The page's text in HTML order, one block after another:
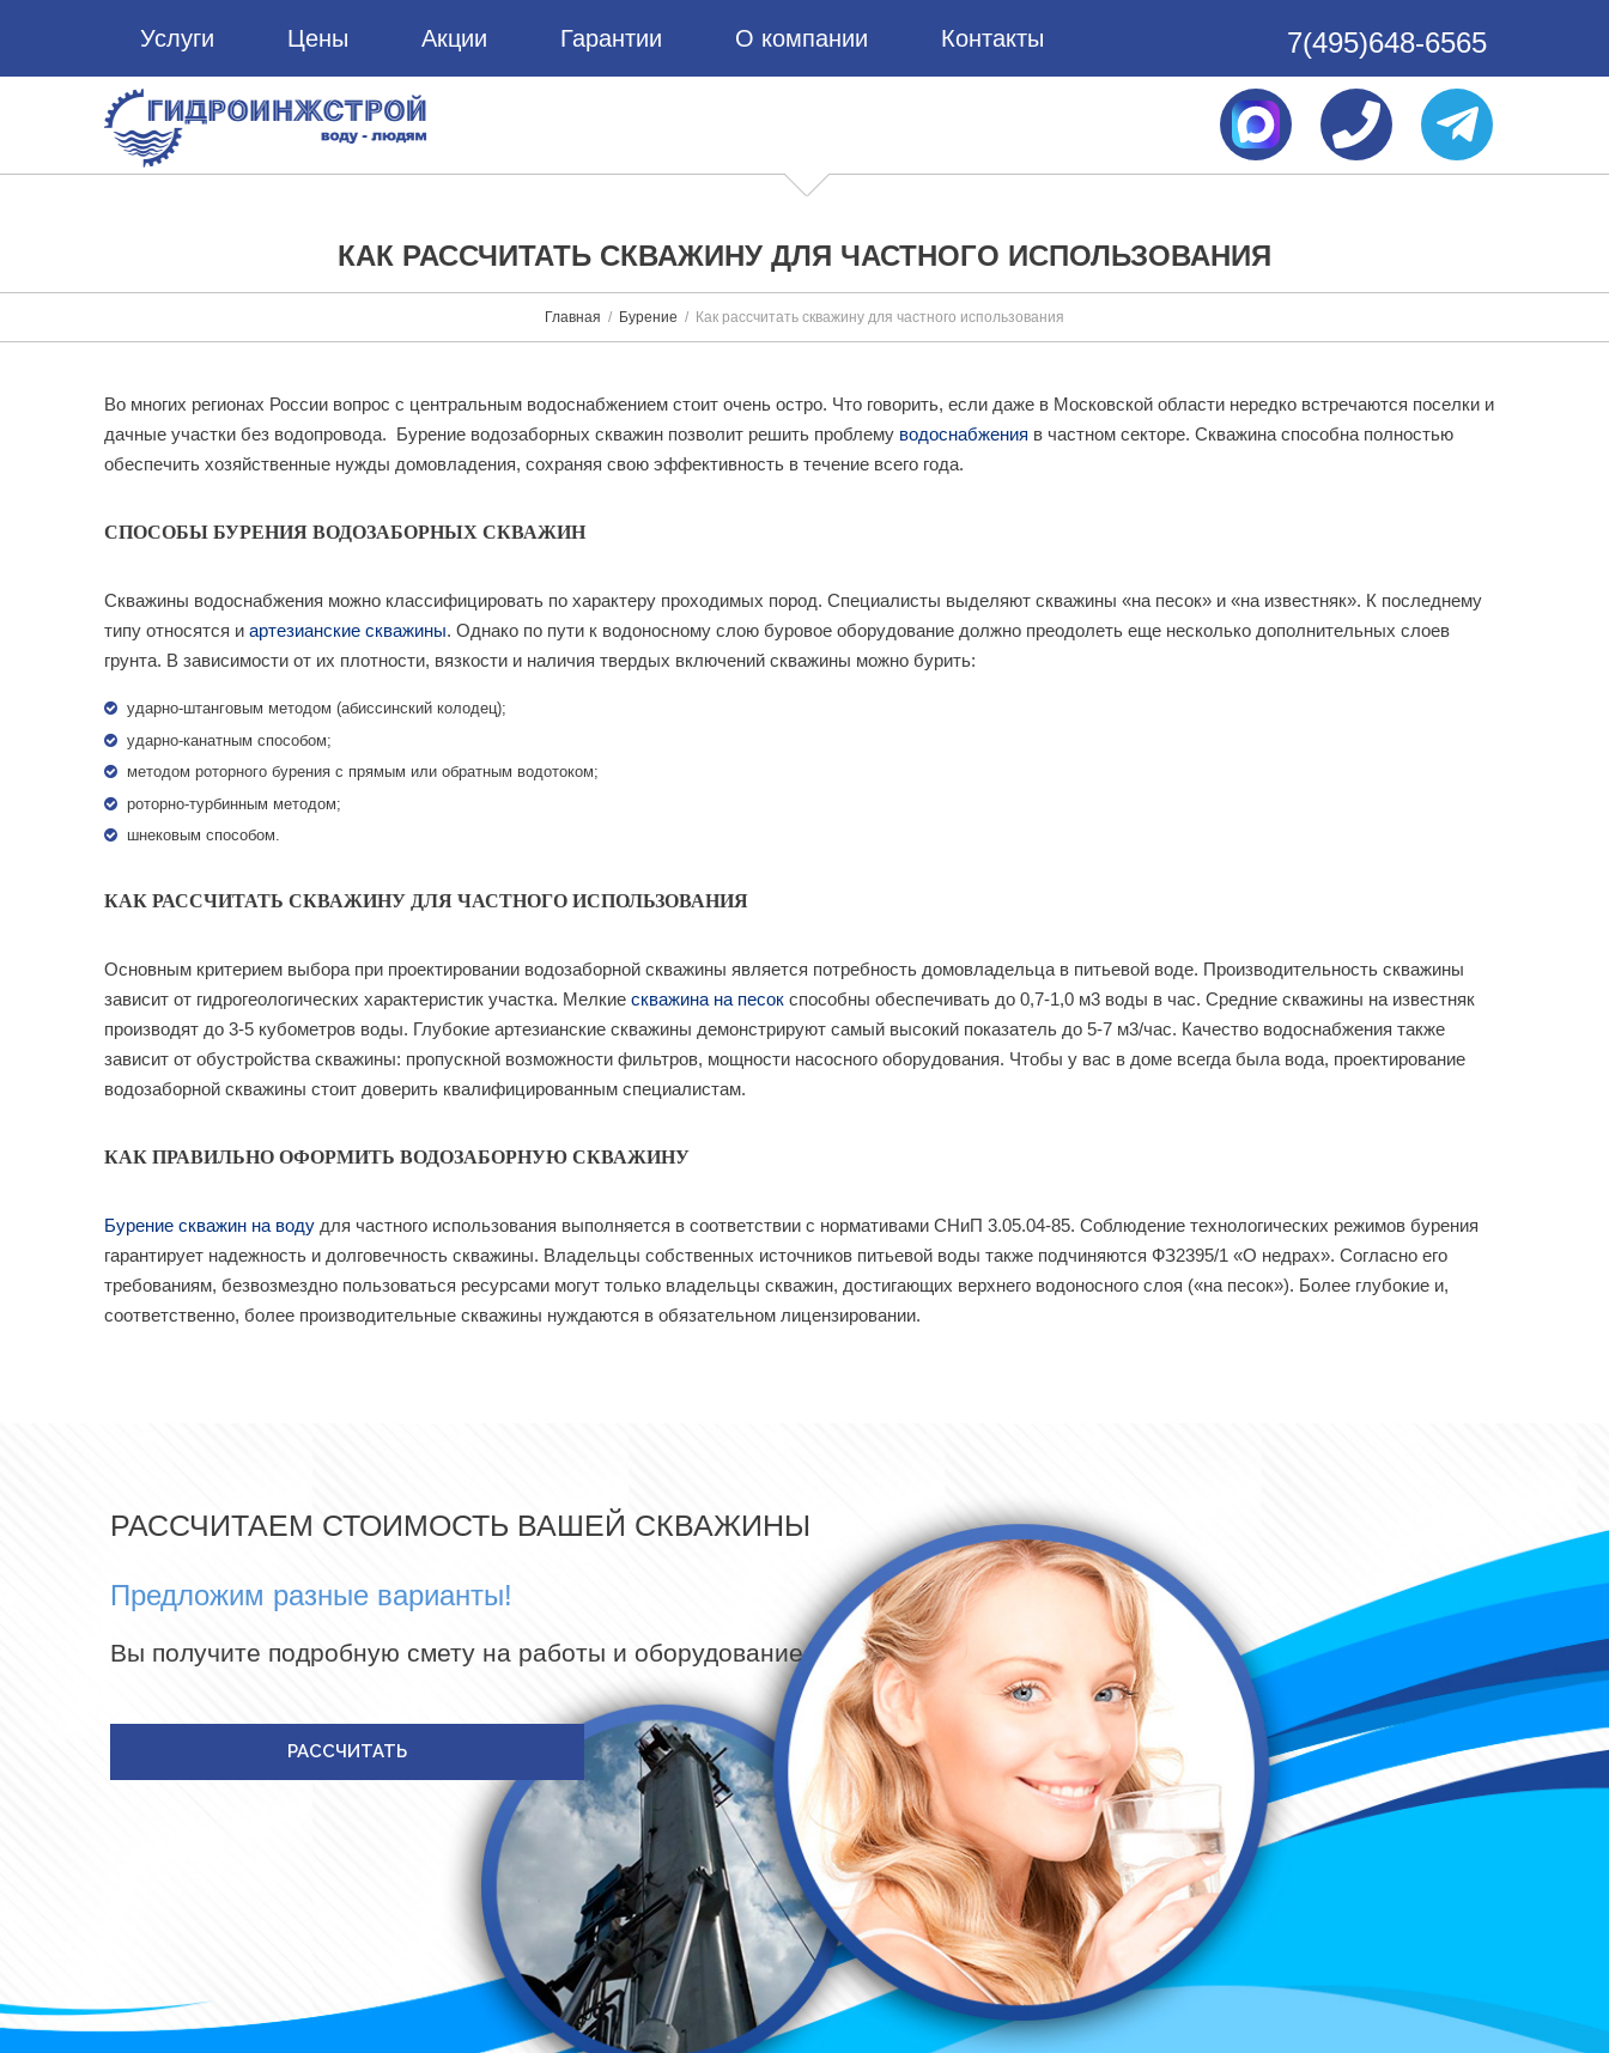
Услуги Цены Акции Гарантии О компании Контакты 7(495)648-6565
КАК РАССЧИТАТЬ СКВАЖИНУ ДЛЯ ЧАСТНОГО ИСПОЛЬЗОВАНИЯ
Главная Бурение Как рассчитать скважину для частного использования
Во многих регионах России вопрос с центральным водоснабжением стоит очень остро. Что говорить, если даже в Московской области нередко встречаются поселки и
дачные участки без водопровода. Бурение водозаборных скважин позволит решить проблему водоснабжения в частном секторе. Скважина способна полностью
обеспечить хозяйственные нужды домовладения, сохраняя свою эффективность в течение всего года.
СПОСОБЫ БУРЕНИЯ ВОДОЗАБОРНЫХ СКВАЖИН
Скважины водоснабжения можно классифицировать по характеру проходимых пород. Специалисты выделяют скважины «на песок» и «на известняк». К последнему
типу относятся и артезианские скважины. Однако по пути к водоносному слою буровое оборудование должно преодолеть еще несколько дополнительных слоев
грунта. В зависимости от их плотности, вязкости и наличия твердых включений скважины можно бурить:
ударно-штанговым методом (абиссинский колодец);
ударно-канатным способом;
методом роторного бурения с прямым или обратным водотоком;
роторно-турбинным методом;
шнековым способом.
КАК РАССЧИТАТЬ СКВАЖИНУ ДЛЯ ЧАСТНОГО ИСПОЛЬЗОВАНИЯ
Основным критерием выбора при проектировании водозаборной скважины является потребность домовладельца в питьевой воде. Производительность скважины
зависит от гидрогеологических характеристик участка. Мелкие скважина на песок способны обеспечивать до 0,7-1,0 м3 воды в час. Средние скважины на известняк
производят до 3-5 кубометров воды. Глубокие артезианские скважины демонстрируют самый высокий показатель до 5-7 м3/час. Качество водоснабжения также
зависит от обустройства скважины: пропускной возможности фильтров, мощности насосного оборудования. Чтобы у вас в доме всегда была вода, проектирование
водозаборной скважины стоит доверить квалифицированным специалистам.
КАК ПРАВИЛЬНО ОФОРМИТЬ ВОДОЗАБОРНУЮ СКВАЖИНУ
Бурение скважин на воду для частного использования выполняется в соответствии с нормативами СНиП 3.05.04-85. Соблюдение технологических режимов бурения
гарантирует надежность и долговечность скважины. Владельцы собственных источников питьевой воды также подчиняются ФЗ2395/1 «О недрах». Согласно его
требованиям, безвозмездно пользоваться ресурсами могут только владельцы скважин, достигающих верхнего водоносного слоя («на песок»). Более глубокие и,
соответственно, более производительные скважины нуждаются в обязательном лицензировании.
РАССЧИТАЕМ СТОИМОСТЬ ВАШЕЙ СКВАЖИНЫ
Предложим разные варианты!
Вы получите подробную смету на работы и оборудование
РАССЧИТАТЬ